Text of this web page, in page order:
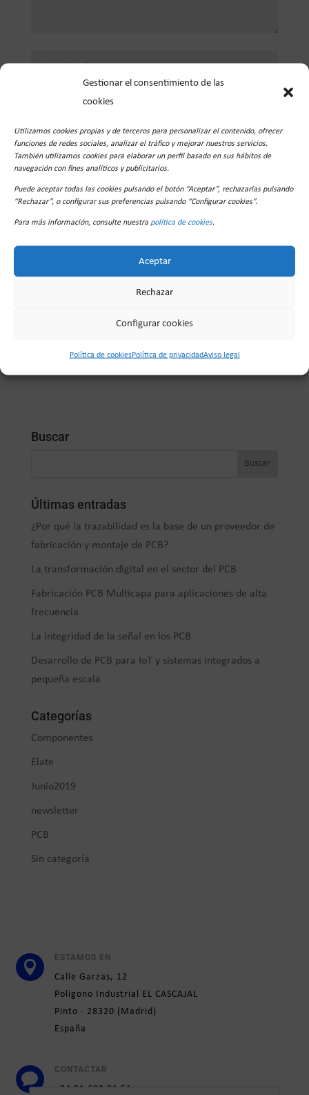
Gestionar el consentimiento de las
cookies
Utilizamos cookies propias y de terceros para personalizar el contenido, ofrecer
funciones de redes sociales, analizar el tráfico y mejorar nuestros servicios.
También utilizamos cookies para elaborar un perfil basado en sus hábitos de
navegación con fines analíticos y publicitarios.
Puede aceptar todas las cookies pulsando el botón “Aceptar”, rechazarlas pulsando
“Rechazar”, o configurar sus preferencias pulsando “Configurar cookies”.
Para más información, consulte nuestra política de cookies.
Aceptar
Rechazar
Configurar cookies
Política de cookiesPolítica de privacidadAviso legal
Guarda mi nombre, correo electrónico y web en
Buscar
Últimas entradas
¿Por qué la trazabilidad es la base de un proveedor de
fabricación y montaje de PCB?
La transformación digital en el sector del PCB
Fabricación PCB Multicapa para aplicaciones de alta
frecuencia
La integridad de la señal en los PCB
Desarrollo de PCB para IoT y sistemas integrados a
pequeña escala
Categorías
Componentes
Elate
Junio2019
newsletter
PCB
Sin categoría

ESTAMOS EN
Calle Garzas, 12
Polígono Industrial EL CASCAJAL
Pinto · 28320 ( Madrid)
España

CONTACTAR
+34 91 692 31 51